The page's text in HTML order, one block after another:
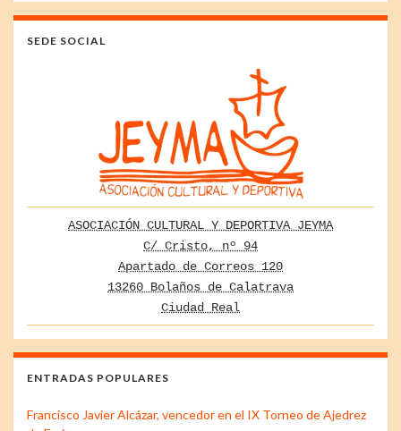
SEDE SOCIAL
ASOCIACIÓN CULTURAL Y DEPORTIVA JEYMA
C/ Cristo, nº 94
Apartado de Correos 120
13260 Bolaños de Calatrava
Ciudad Real
ENTRADAS POPULARES
Francisco Javier Alcázar, vencedor en el IX Torneo de Ajedrez